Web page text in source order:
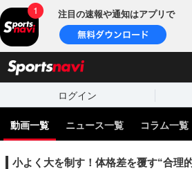
注目の速報や通知はアプリで
ログイン
動画一覧 ニュース一覧 コラム一覧
小よく大を制す！体格差を覆す“合理